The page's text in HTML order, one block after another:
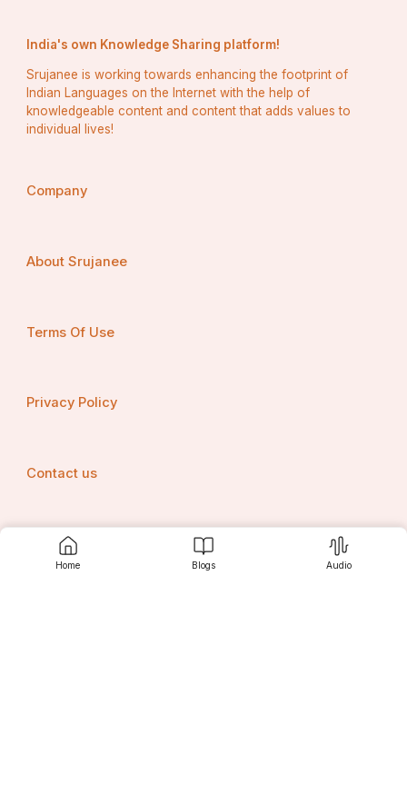
Home Blogs Audio
India's own Knowledge Sharing platform!
Srujanee is working towards enhancing the footprint of
Indian Languages on the Internet with the help of
knowledgeable content and content that adds values to
individual lives!
Company
About Srujanee
Terms Of Use
Privacy Policy
Contact us
Srujanee